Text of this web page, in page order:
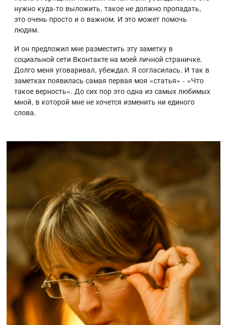
нужно куда-то выложить, такое не должно пропадать,
это очень просто и о важном. И это может помочь
людям.
И он предложил мне разместить эту заметку в
социальной сети Вконтакте на моей личной страничке.
Долго меня уговаривал, убеждал. Я согласилась. И так в
заметках появилась самая первая моя «статья» - «Что
такое верность». До сих пор это одна из самых любимых
мной, в которой мне не хочется изменить ни единого
слова.